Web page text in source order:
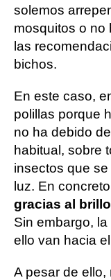
solemos
mosquitos o no
las
bichos.
En este caso,
polillas porque
no ha debido
habitual, sobre
insectos que
luz. En
gracias al
Sin embargo,
ello van hacia
A pesar de ello,